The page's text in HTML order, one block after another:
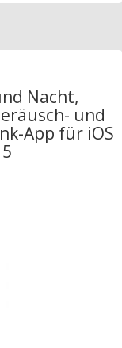
Nacht,
und
App für iOS